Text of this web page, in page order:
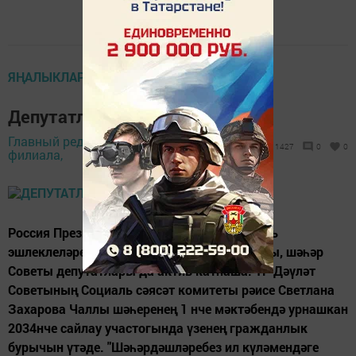
ЯҢАЛЫКЛАР ТАСМАСЫ
Депутатлар үрнәк күрсәтә
Главный редактор
филиала,
18 март 2018 -
07:25
1427 0 0
Россия Президентын сайлауларда җәмәгать
эшлеклеләре, җитәкчеләр, ТР Дәүләт Советы, шәһәр
Советы депутатлары да актив катнаша. ТР Дәүләт
Советының Социаль сәясәт комитеты рәисе Светлана
Захарова Чаллы шәһеренең 1 нче мәктәбендә урнашкан
2034нче сайлау участогында үзенең гражданлык
бурычын үтәде. "Шәһәрдәшләребез ил күләмендәге